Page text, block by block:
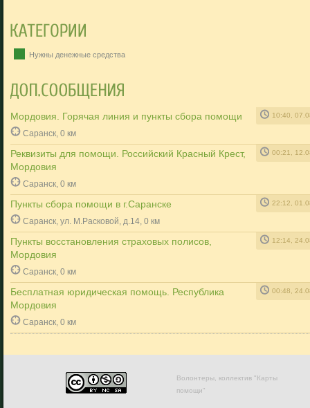
Нужны денежные средства
Мордовия. Горячая линия и пункты сбора помощи 10:40,
Саранск, 0 км
Реквизиты для помощи. Российский Красный Крест,
Мордовия
00:21,
Саранск, 0 км
Пункты сбора помощи в г.Саранске 22:12,
Саранск, ул. М.Расковой, д.14, 0 км
Пункты восстановления страховых полисов,
Мордовия
12:14,
Саранск, 0 км
Бесплатная юридическая помощь. Республика
Мордовия
00:48,
Саранск, 0 км
Волонтеры, коллектив "Карты
помощи"